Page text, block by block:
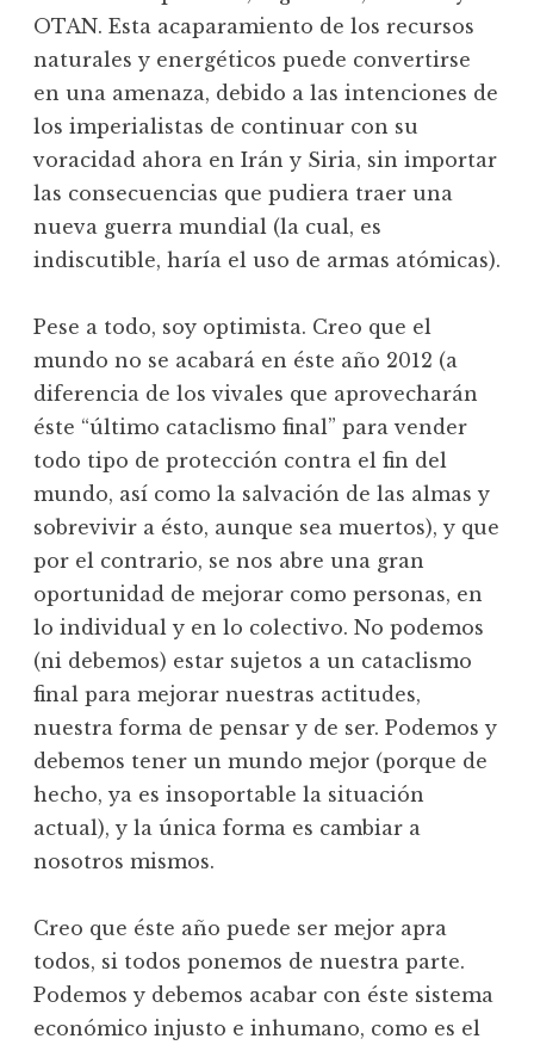
OTAN. Esta acaparamiento de los recursos
naturales y energéticos puede convertirse
en una amenaza, debido a las intenciones de
los imperialistas de continuar con su
voracidad ahora en Irán y Siria, sin importar
las consecuencias que pudiera traer una
nueva guerra mundial (la cual, es
indiscutible, haría el uso de armas atómicas).
Pese a todo, soy optimista. Creo que el
mundo no se acabará en éste año 2012 (a
diferencia de los vivales que aprovecharán
éste “último cataclismo final” para vender
todo tipo de protección contra el fin del
mundo, así como la salvación de las almas y
sobrevivir a ésto, aunque sea muertos), y que
por el contrario, se nos abre una gran
oportunidad de mejorar como personas, en
lo individual y en lo colectivo. No podemos
(ni debemos) estar sujetos a un cataclismo
final para mejorar nuestras actitudes,
nuestra forma de pensar y de ser. Podemos y
debemos tener un mundo mejor (porque de
hecho, ya es insoportable la situación
actual), y la única forma es cambiar a
nosotros mismos.
Creo que éste año puede ser mejor apra
todos, si todos ponemos de nuestra parte.
Podemos y debemos acabar con éste sistema
económico injusto e inhumano, como es el